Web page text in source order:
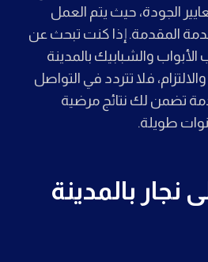
الجودة، حيث يتم العمل
المقدمة. إذا كنت تبحث عن
والشبابيك بالمدينة
فلا تتردد في التواصل
تضمن لك نتائج مرضية
طويلة.
نجار بالمدينة